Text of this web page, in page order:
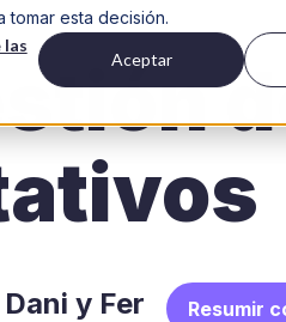
esta decisión.
las
Aceptar
Dani y Fer Resumir